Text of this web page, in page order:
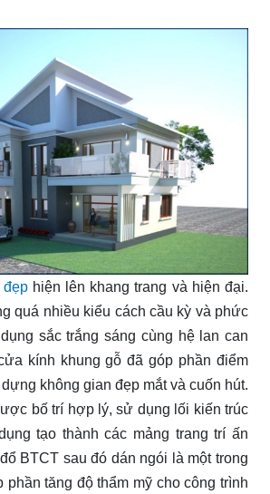
đẹphiện lên khang trang và hiện đại.
quá nhiều kiểu cách cầu kỳ và phức
sắc trắng sáng cùng hệ lan can
kính khung gỗ đã góp phần điểm
không gian đẹp mắt và cuốn hút.
bố trí hợp lý, sử dụng lối kiến trúc
tạo thành các mảng trang trí ấn
BTCT sau đó dán ngói là một trong
phần tăng độ thẩm mỹ cho công trình